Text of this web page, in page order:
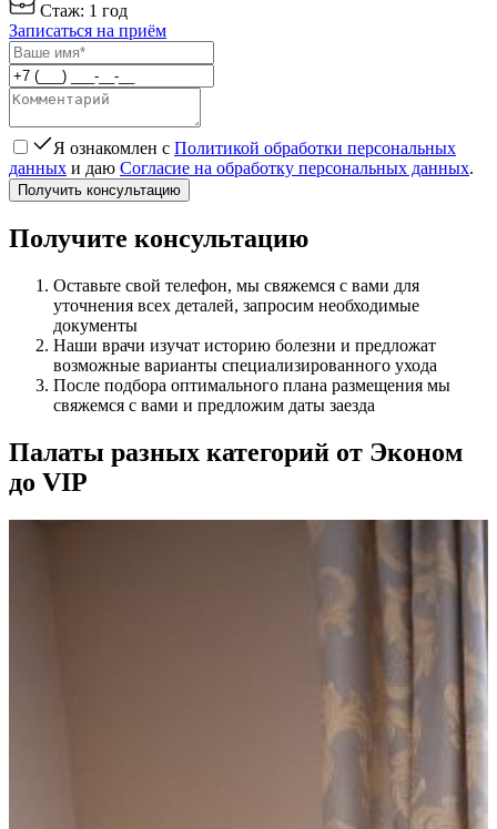
Стаж: 1 год
Записаться на приём
Я ознакомлен с Политикой обработки персональных
данных и даю Согласие на обработку персональных данных.
Получить консультацию
Получите консультацию
Оставьте свой телефон, мы свяжемся с вами для
уточнения всех деталей, запросим необходимые
документы
Наши врачи изучат историю болезни и предложат
возможные варианты специализированного ухода
После подбора оптимального плана размещения мы
свяжемся с вами и предложим даты заезда
Палаты разных категорий от Эконом
до VIP